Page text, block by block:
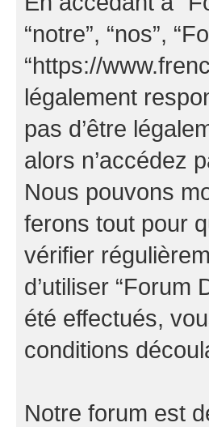
“notre”, “nos”,
“https://
légalement
pas d’être
alors n’accédez
Nous pouvons
ferons tout pour
vérifier
d’utiliser
été effectués,
conditions
Notre forum est